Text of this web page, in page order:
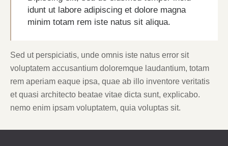
idunt ut labore adipiscing et dolore magna
minim totam rem iste natus sit aliqua.
Sed ut perspiciatis, unde omnis iste natus error sit
voluptatem accusantium doloremque laudantium, totam
rem aperiam eaque ipsa, quae ab illo inventore veritatis
et quasi architecto beatae vitae dicta sunt, explicabo.
nemo enim ipsam voluptatem, quia voluptas sit.